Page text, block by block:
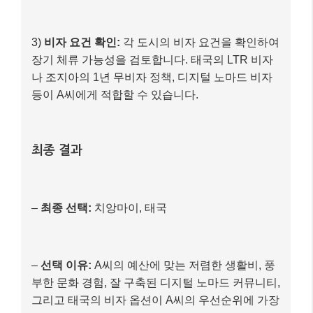
3) 비자 요건 확인: 각 도시의 비자 요건을 확인하여
장기 체류 가능성을 검토합니다. 태국의 LTR 비자
나 조지아의 1년 무비자 정책, 디지털 노마드 비자
등이 A씨에게 적합할 수 있습니다.
최종 결과
– 최종 선택: 치앙마이, 태국
– 선택 이유: A씨의 예산에 맞는 저렴한 생활비, 풍
부한 문화 경험, 잘 구축된 디지털 노마드 커뮤니티,
그리고 태국의 비자 옵션이 A씨의 우선순위에 가장